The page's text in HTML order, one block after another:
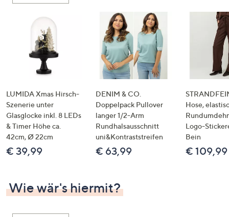
LUMIDA Xmas Hirsch-
Szenerie unter
Glasglocke inkl. 8 LEDs
& Timer Höhe ca.
42cm, Ø 22cm
€ 39,99
DENIM & CO.
Doppelpack Pullover
langer 1/2-Arm
Rundhalsausschnitt
uni&Kontraststreifen
€ 63,99
Hose,
Logo-
Bein
€ 109,99
Wie wär's hiermit?